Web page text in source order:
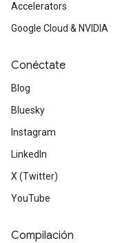
Accelerators
Google Cloud & NVIDIA
Conéctate
Blog
Bluesky
Instagram
LinkedIn
X (Twitter)
YouTube
Compilación